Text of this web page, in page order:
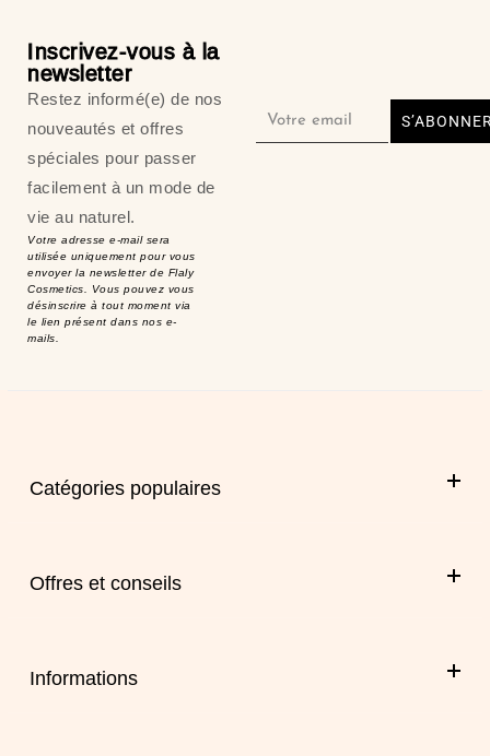
Inscrivez-vous à la
newsletter
Restez informé(e) de nos
nouveautés et offres
spéciales pour passer
facilement à un mode de
vie au naturel.
Votre adresse e-mail sera
utilisée uniquement pour vous
envoyer la newsletter de Flaly
Cosmetics. Vous pouvez vous
désinscrire à tout moment via
le lien présent dans nos e-
mails.
Catégories populaires
Offres et conseils
Informations